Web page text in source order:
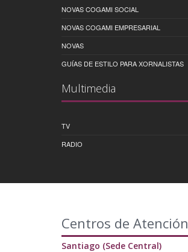
NOVAS COGAMI SOCIAL
NOVAS COGAMI EMPRESARIAL
NOVAS
GUÍAS DE ESTILO PARA XORNALISTAS
Multimedia
TV
RADIO
Centros de Atención
Santiago (Sede Central)